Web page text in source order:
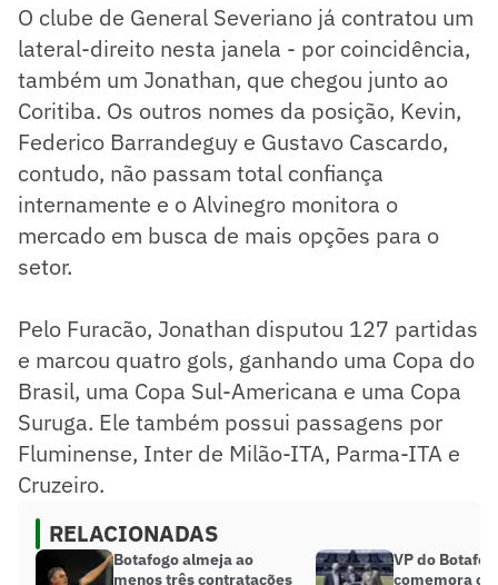
O clube de General Severiano já contratou um
lateral-direito nesta janela - por coincidência,
também um Jonathan, que chegou junto ao
Coritiba. Os outros nomes da posição, Kevin,
Federico Barrandeguy e Gustavo Cascardo,
contudo, não passam total confiança
internamente e o Alvinegro monitora o
mercado em busca de mais opções para o
setor.
Pelo Furacão, Jonathan disputou 127 partidas
e marcou quatro gols, ganhando uma Copa do
Brasil, uma Copa Sul-Americana e uma Copa
Suruga. Ele também possui passagens por
Fluminense, Inter de Milão-ITA, Parma-ITA e
Cruzeiro.
RELACIONADAS
Botafogo almeja ao
menos três contratações
VP do
comemora